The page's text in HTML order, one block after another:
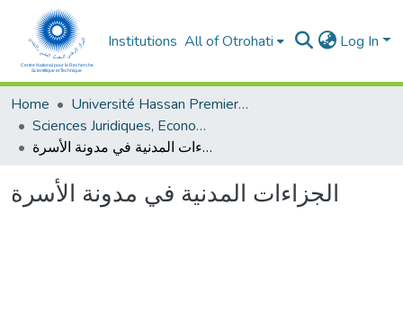
Institutions All of Otrohati Log In
Home
Université Hassan Premier- Settat
Sciences Juridiques, Economiques et sociales et de Gestion
الجزاءات المدنية في مدونة الأسرة
الجزاءات المدنية في مدونة الأسرة